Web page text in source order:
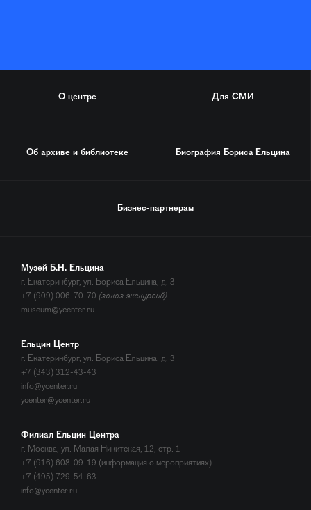
О центре Для СМИ
Об архиве и библиотеке Биография Бориса Ельцина
Бизнес-партнерам
Музей Б.Н. Ельцина
г. Екатеринбург, ул. Бориса Ельцина, д. 3
+7 (909) 006-70-70 (заказ экскурсий)
museum@ycenter.ru
Ельцин Центр
г. Екатеринбург, ул. Бориса Ельцина, д. 3
+7 (343) 312-43-43
info@ycenter.ru
ycenter@ycenter.ru
Филиал Ельцин Центра
г. Москва, ул. Малая Никитская, 12, стр. 1
+7 (916) 608-09-19 (информация о мероприятиях)
+7 (495) 729-54-63
info@ycenter.ru